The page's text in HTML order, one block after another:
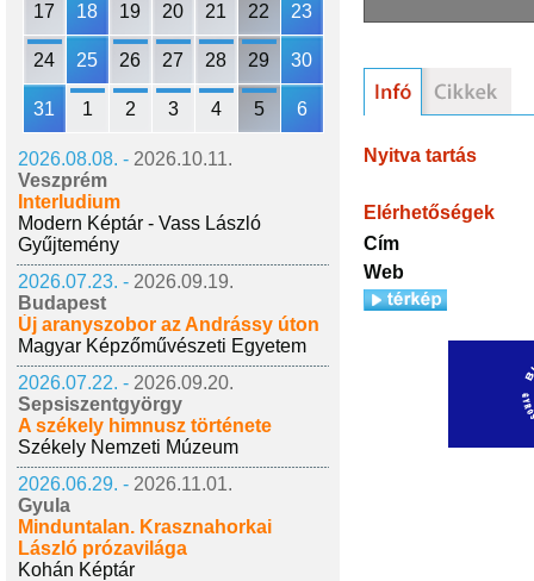
17 18 19 20 21 22 23
24 25 26 27 28 29 30
31 1 2 3 4 5 6
2026.08.08. - 2026.10.11.
Veszprém
Interludium
Modern Képtár - Vass László
Gyűjtemény
2026.07.23. - 2026.09.19.
Budapest
Új aranyszobor az Andrássy úton
Magyar Képzőművészeti Egyetem
2026.07.22. - 2026.09.20.
Sepsiszentgyörgy
A székely himnusz története
Székely Nemzeti Múzeum
2026.06.29. - 2026.11.01.
Gyula
Minduntalan. Krasznahorkai
László prózavilága
Kohán Képtár
Nyitva tartás
Elérhetőségek
Cím
Web